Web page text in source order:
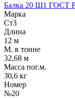
Балка 20 Ш1 ГОСТ
Марка
Ст3
Длина
12 м
М. в тонне
32,68 м
Масса пог.м.
30,6 кг
Номер
№20